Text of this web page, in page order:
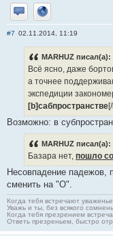
Отправить личное
Сайт
#7 02.11.2014, 11:19
MARHUZ писал(а):
Всё ясно, даже
а точнее
экспедиции
[b]сабпространстве
Возможно: в
MARHUZ писал(а):
Базара нет, пошло
Несовпадение падежов,
сменить на "О".
Когда тебя встречают
Уважь и ты, без всякого
Когда тебя презрением
Ответь презреньем, быстро